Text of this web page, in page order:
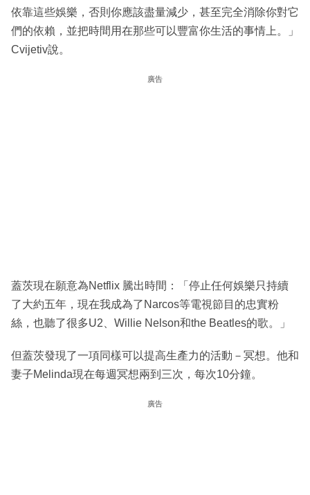
依靠這些娛樂，否則你應該盡量減少，甚至完全消除你對它
們的依賴，並把時間用在那些可以豐富你生活的事情上。」
Cvijetiv說。
廣告
蓋茨現在願意為Netflix 騰出時間：「停止任何娛樂只持續
了大約五年，現在我成為了Narcos等電視節目的忠實粉
絲，也聽了很多U2、Willie Nelson和the Beatles的歌。」
但蓋茨發現了一項同樣可以提高生產力的活動－冥想。他和
妻子Melinda現在每週冥想兩到三次，每次10分鐘。
廣告